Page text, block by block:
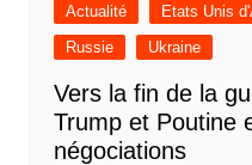
Actualité Etats Unis
Russie
Ukraine
Vers la fin de la
Trump et Poutine
négociations